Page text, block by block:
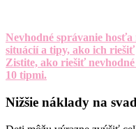
Nevhodné správanie
situácií a tipy, ako ich riešiť
Zistite, ako riešiť
10 tipmi.
Nižšie náklady na